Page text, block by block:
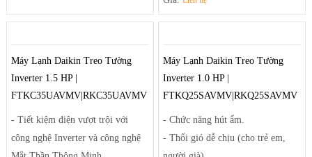
(tùy chọn).
- Chế độ vận hành êm ái.
- Tăng khả năng khử ẩm 25%.
- Bo mạch chịu được điện áp thay
đổi và dàn tản nhiệt chống ăn mòn
- Bảo vệ bo mạch khi điện áp thay
đổi và dàn tản nhiệt chống ăn
mòn.
Máy Lạnh Daikin Treo Tường
Inverter 1.5 HP |
FTKC35UAVMV|RKC35UAVMV
- Tiết kiệm điện vượt trội với
công nghệ Inverter và công nghệ
Máy Lạnh Daikin Treo Tường
Inverter 1.0 HP |
FTKQ25SAVMV|RKQ25SAVMV
- Chức năng hút ẩm.
- Thổi gió dễ chịu (cho trẻ em,